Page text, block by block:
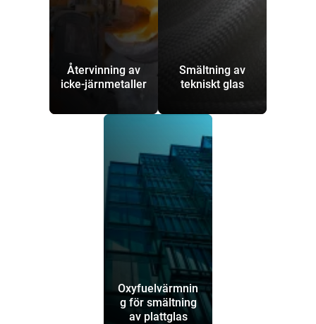
Återvinning av
icke-järnmetaller
Smältning av
tekniskt glas
Oxyfuelvärmnin
g för smältning
av plattglas